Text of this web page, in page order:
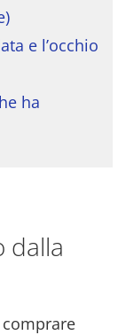
e l’occhio
ha
dalla